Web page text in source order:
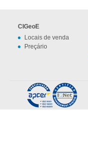
CIGeoE
Locais de venda
Preçário